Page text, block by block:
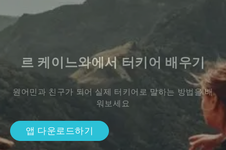
르 케이느와에서 터키어 배우기
원어민과 친구가 되어 실제 터키어로 말하는 방법을 배
워보세요
앱 다운로드하기